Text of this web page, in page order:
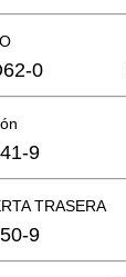
0
9
TRASERA
9